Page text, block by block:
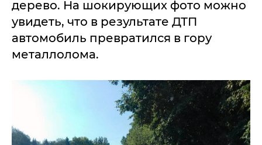
дерево. На шокирующих фото можно
увидеть, что в результате ДТП
автомобиль превратился в гору
металлолома.